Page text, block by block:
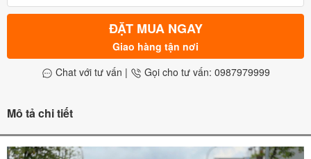
ĐẶT MUA NGAY
Giao hàng tận nơi
Chat với tư vấn | Gọi cho tư vấn: 0987979999
Mô tả chi tiết